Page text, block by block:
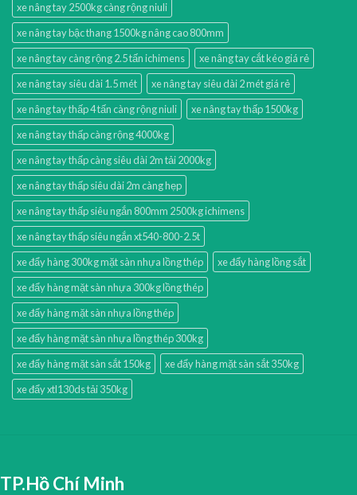
xe nâng tay 2500kg càng rộng niuli
xe nâng tay bậc thang 1500kg nâng cao 800mm
xe nâng tay càng rộng 2.5 tấn ichimens
xe nâng tay cắt kéo giá rẻ
xe nâng tay siêu dài 1.5 mét
xe nâng tay siêu dài 2 mét giá rẻ
xe nâng tay thấp 4 tấn càng rộng niuli
xe nâng tay thấp 1500kg
xe nâng tay thấp càng rộng 4000kg
xe nâng tay thấp càng siêu dài 2m tải 2000kg
xe nâng tay thấp siêu dài 2m càng hẹp
xe nâng tay thấp siêu ngắn 800mm 2500kg ichimens
xe nâng tay thấp siêu ngắn xt540-800-2.5t
xe đẩy hàng 300kg mặt sàn nhựa lồng thép
xe đẩy hàng lồng sắt
xe đẩy hàng mặt sàn nhựa 300kg lồng thép
xe đẩy hàng mặt sàn nhựa lồng thép
xe đẩy hàng mặt sàn nhựa lồng thép 300kg
xe đẩy hàng mặt sàn sắt 150kg
xe đẩy hàng mặt sàn sắt 350kg
xe đẩy xtl130ds tải 350kg
TP.Hồ Chí Minh